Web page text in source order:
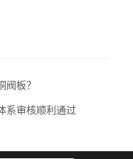
阀板？
系审核顺利通过